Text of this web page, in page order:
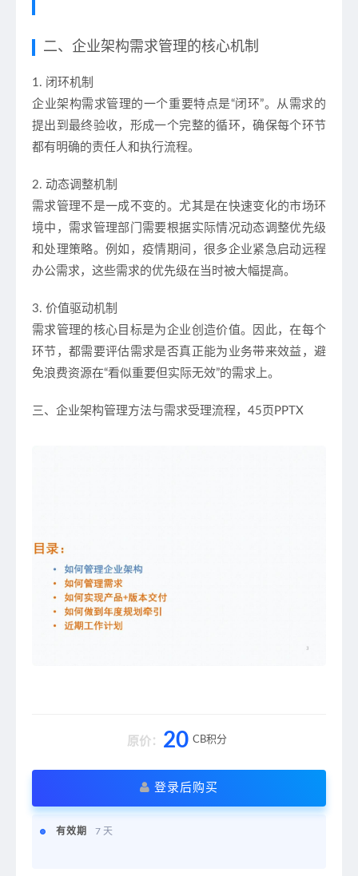
二、企业架构需求管理的核心机制
1. 闭环机制
企业架构需求管理的一个重要特点是“闭环”。从需求的
提出到最终验收，形成一个完整的循环，确保每个环节
都有明确的责任人和执行流程。
2. 动态调整机制
需求管理不是一成不变的。尤其是在快速变化的市场环
境中，需求管理部门需要根据实际情况动态调整优先级
和处理策略。例如，疫情期间，很多企业紧急启动远程
办公需求，这些需求的优先级在当时被大幅提高。
3. 价值驱动机制
需求管理的核心目标是为企业创造价值。因此，在每个
环节，都需要评估需求是否真正能为业务带来效益，避
免浪费资源在“看似重要但实际无效”的需求上。
三、企业架构管理方法与需求受理流程，45页PPTX
原价： 20 CB积分
登录后购买
有效期 7 天